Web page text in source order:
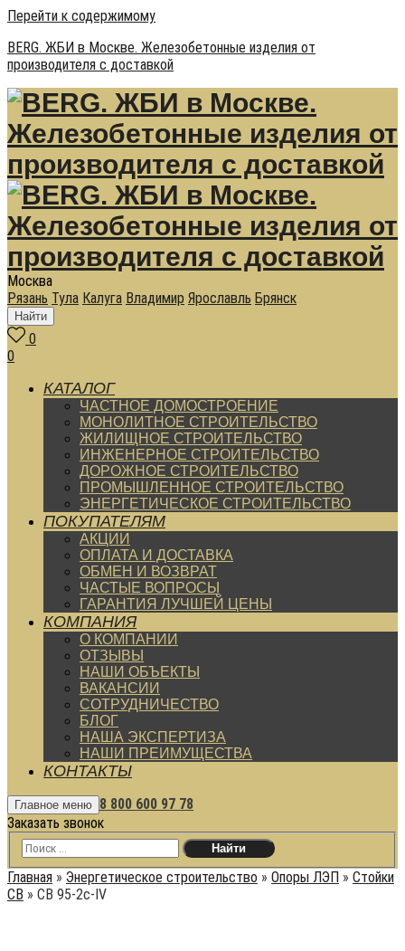
Перейти к содержимому
BERG. ЖБИ в Москве. Железобетонные изделия от
производителя с доставкой
Москва
Рязань Тула Калуга Владимир Ярославль Брянск
Найти
0
0
КАТАЛОГ
ЧАСТНОЕ ДОМОСТРОЕНИЕ
МОНОЛИТНОЕ СТРОИТЕЛЬСТВО
ЖИЛИЩНОЕ СТРОИТЕЛЬСТВО
ИНЖЕНЕРНОЕ СТРОИТЕЛЬСТВО
ДОРОЖНОЕ СТРОИТЕЛЬСТВО
ПРОМЫШЛЕННОЕ СТРОИТЕЛЬСТВО
ЭНЕРГЕТИЧЕСКОЕ СТРОИТЕЛЬСТВО
ПОКУПАТЕЛЯМ
АКЦИИ
ОПЛАТА И ДОСТАВКА
ОБМЕН И ВОЗВРАТ
ЧАСТЫЕ ВОПРОСЫ
ГАРАНТИЯ ЛУЧШЕЙ ЦЕНЫ
КОМПАНИЯ
О КОМПАНИИ
ОТЗЫВЫ
НАШИ ОБЪЕКТЫ
ВАКАНСИИ
СОТРУДНИЧЕСТВО
БЛОГ
НАША ЭКСПЕРТИЗА
НАШИ ПРЕИМУЩЕСТВА
КОНТАКТЫ
Главное меню 8 800 600 97 78
Заказать звонок
Главная » Энергетическое строительство » Опоры ЛЭП » Стойки
СВ » СВ 95-2c-IV